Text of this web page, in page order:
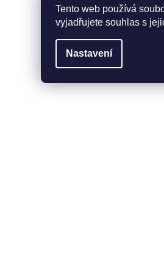
Tento web používá
vyjadřujete souhlas s
Nastavení